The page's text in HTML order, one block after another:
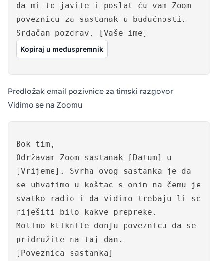
da mi to javite i poslat ću vam Zoom
poveznicu za sastanak u budućnosti.
Srdačan pozdrav, [Vaše ime]
Kopiraj u međuspremnik
Predložak email pozivnice za timski razgovor
Vidimo se na Zoomu
Bok tim,
Održavam Zoom sastanak [Datum] u
[Vrijeme]. Svrha ovog sastanka je da
se uhvatimo u koštac s onim na čemu je
svatko radio i da vidimo trebaju li se
riješiti bilo kakve prepreke.
Molimo kliknite donju poveznicu da se
pridružite na taj dan.
[Poveznica sastanka]